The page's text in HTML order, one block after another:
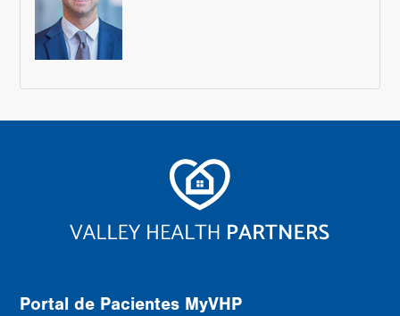
Portal de Pacientes MyVHP